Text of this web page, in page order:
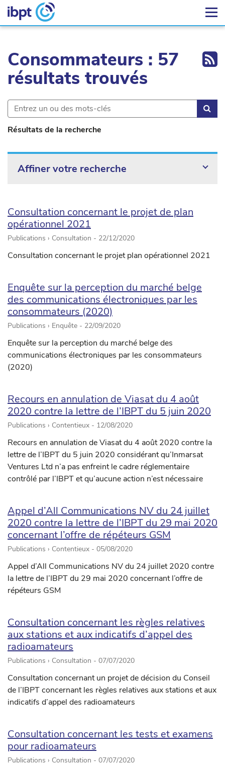
Consommateurs : 57
résultats trouvés
Résultats de la recherche
Affiner votre recherche
Consultation concernant le projet de plan
opérationnel 2021
Publications › Consultation - 22/12/2020
Consultation concernant le projet plan opérationnel 2021
Enquête sur la perception du marché belge
des communications électroniques par les
consommateurs (2020)
Publications › Enquête - 22/09/2020
Enquête sur la perception du marché belge des
communications électroniques par les consommateurs
(2020)
Recours en annulation de Viasat du 4 août
2020 contre la lettre de l’IBPT du 5 juin 2020
Publications › Contentieux - 12/08/2020
Recours en annulation de Viasat du 4 août 2020 contre la
lettre de l’IBPT du 5 juin 2020 considérant qu’Inmarsat
Ventures Ltd n’a pas enfreint le cadre réglementaire
contrôlé par l’IBPT et qu’aucune action n’est nécessaire
Appel d’All Communications NV du 24 juillet
2020 contre la lettre de l’IBPT du 29 mai 2020
concernant l’offre de répéteurs GSM
Publications › Contentieux - 05/08/2020
Appel d’All Communications NV du 24 juillet 2020 contre
la lettre de l’IBPT du 29 mai 2020 concernant l’offre de
répéteurs GSM
Consultation concernant les règles relatives
aux stations et aux indicatifs d’appel des
radioamateurs
Publications › Consultation - 07/07/2020
Consultation concernant un projet de décision du Conseil
de l’IBPT concernant les règles relatives aux stations et aux
indicatifs d’appel des radioamateurs
Consultation concernant les tests et examens
pour radioamateurs
Publications › Consultation - 07/07/2020